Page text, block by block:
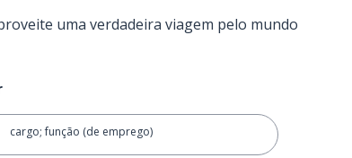
uma verdadeira viagem pelo mundo
cargo; função (de emprego)